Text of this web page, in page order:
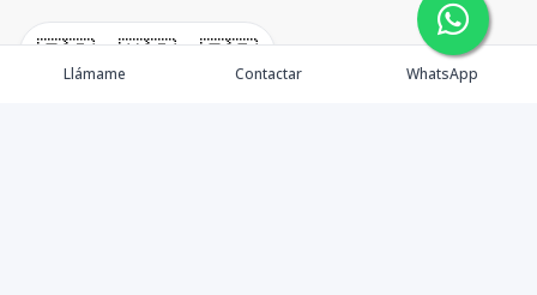
🇪🇸 🇺🇸 🇫🇷
Llámame Contactar WhatsApp